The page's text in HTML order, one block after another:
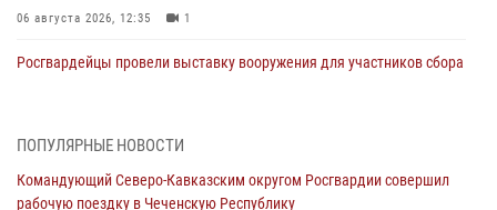
06 августа 2026, 12:35 1
Росгвардейцы провели выставку вооружения для участников сбора
второй годовщине вторжения ВСУ на территорию области
ПОПУЛЯРНЫЕ НОВОСТИ
Командующий Северо-Кавказским округом Росгвардии совершил
рабочую поездку в Чеченскую Республику